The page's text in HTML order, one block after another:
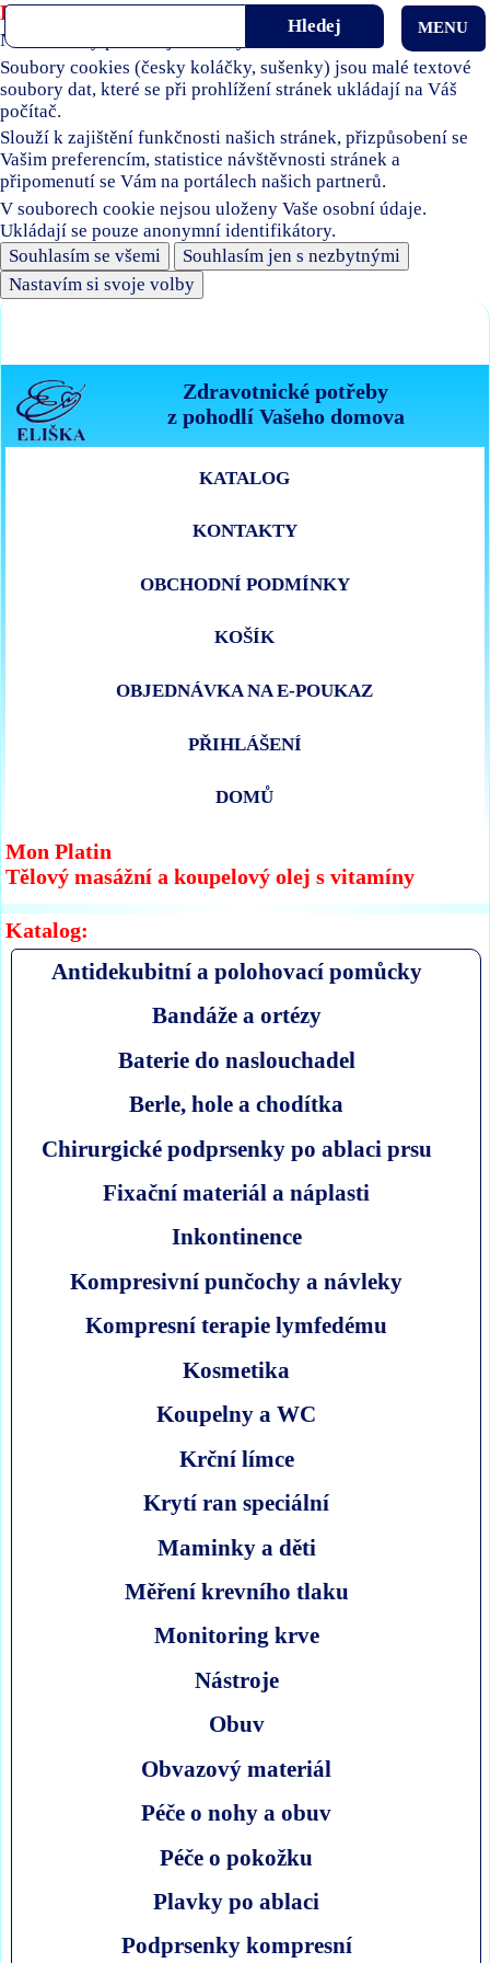
Používáme soubory cookies
Naše stránky používají soubory cookies.
Soubory cookies (česky koláčky, sušenky) jsou malé textové
soubory dat, které se při prohlížení stránek ukládají na Váš
počítač.
Slouží k zajištění funkčnosti našich stránek, přizpůsobení se
Vašim preferencím, statistice návštěvnosti stránek a
připomenutí se Vám na portálech našich partnerů.
V souborech cookie nejsou uloženy Vaše osobní údaje.
Ukládají se pouze anonymní identifikátory.
Souhlasím se všemi
Souhlasím jen s nezbytnými
Nastavím si svoje volby
Zdravotnické potřeby
z pohodlí Vašeho domova
MENU
KATALOG
KONTAKTY
OBCHODNÍ PODMÍNKY
KOŠÍK
OBJEDNÁVKA NA E-POUKAZ
PŘIHLÁŠENÍ
DOMŮ
Mon Platin
Tělový masážní a koupelový olej s vitamíny
Katalog:
Antidekubitní a polohovací pomůcky
Bandáže a ortézy
Baterie do naslouchadel
Berle, hole a chodítka
Chirurgické podprsenky po ablaci prsu
Fixační materiál a náplasti
Inkontinence
Kompresivní punčochy a návleky
Kompresní terapie lymfedému
Kosmetika
Koupelny a WC
Krční límce
Krytí ran speciální
Maminky a děti
Měření krevního tlaku
Monitoring krve
Nástroje
Obuv
Obvazový materiál
Péče o nohy a obuv
Péče o pokožku
Plavky po ablaci
Podprsenky kompresní